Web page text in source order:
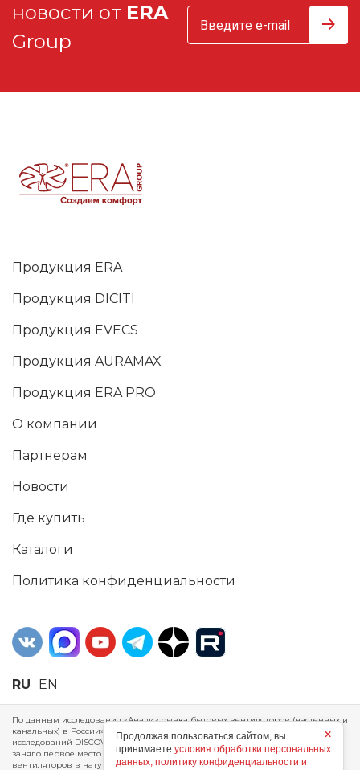
новости от ERA
Group
Продукция ERA
Продукция DICITI
Продукция EVECS
Продукция AURAMAX
Продукция ERA PRO
О компании
Партнерам
Новости
Где купить
Каталоги
Политика конфиденциальности
RU EN
По данным исследования «Анализ рынка бытовых вентиляторов (настенных и
канальных) в России», проведенного Агентством маркетинговых
исследований DISCOVERY RESEARCH Group, 2025 г. ERA Group (ООО «ЭРА»)
заняло первое место по производству, объему продаж и экспорту бытовых
вентиляторов в натуральном и стоимостном выражении за 2024 год.
×
Продолжая пользоваться сайтом, вы
принимаете условия обработки персональных
данных, политику конфиденциальности и